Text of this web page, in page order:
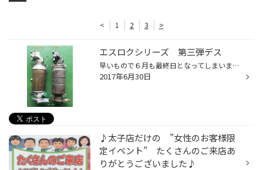
< 1 2 3 >
エスロクシリーズ 第三弾デス
早いもので６月も最終日となってしまいました・・・ しかーし！！！売り出しは７月２日（日）まで開催していますので ラスト２日笑顔全開でご来店をお待ちしています((o(^∇^)o)) 先日よりS660シリーズ？を掲載させていただいていますが、今回は 第三弾ということで紹介させて頂きます HKS METAL CAT...
2017年6月30日
♪太子店だけの ”女性のお客様限
定イベント” たくさんのご来店あ
りがとうございました♪